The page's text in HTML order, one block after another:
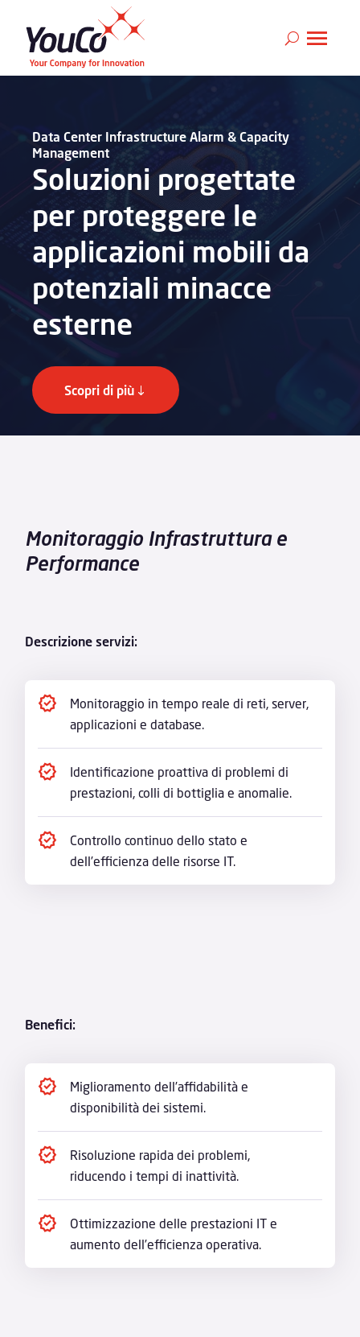
Soluzioni progettate
per proteggere le
applicazioni mobili da
potenziali minacce
esterne
Data Center Infrastructure Alarm & Capacity
Management
Scopri di più
Monitoraggio Infrastruttura e
Performance
Descrizione servizi:
Monitoraggio in tempo reale di reti, server,
applicazioni e database.
Identificazione proattiva di problemi di
prestazioni, colli di bottiglia e anomalie.
Controllo continuo dello stato e
dell’efficienza delle risorse IT.
Benefici:
Miglioramento dell’affidabilità e
disponibilità dei sistemi.
Risoluzione rapida dei problemi,
riducendo i tempi di inattività.
Ottimizzazione delle prestazioni IT e
aumento dell’efficienza operativa.